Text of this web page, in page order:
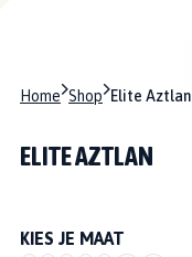
Home Shop Elite Aztlan
ELITE AZTLAN
KIES JE MAAT